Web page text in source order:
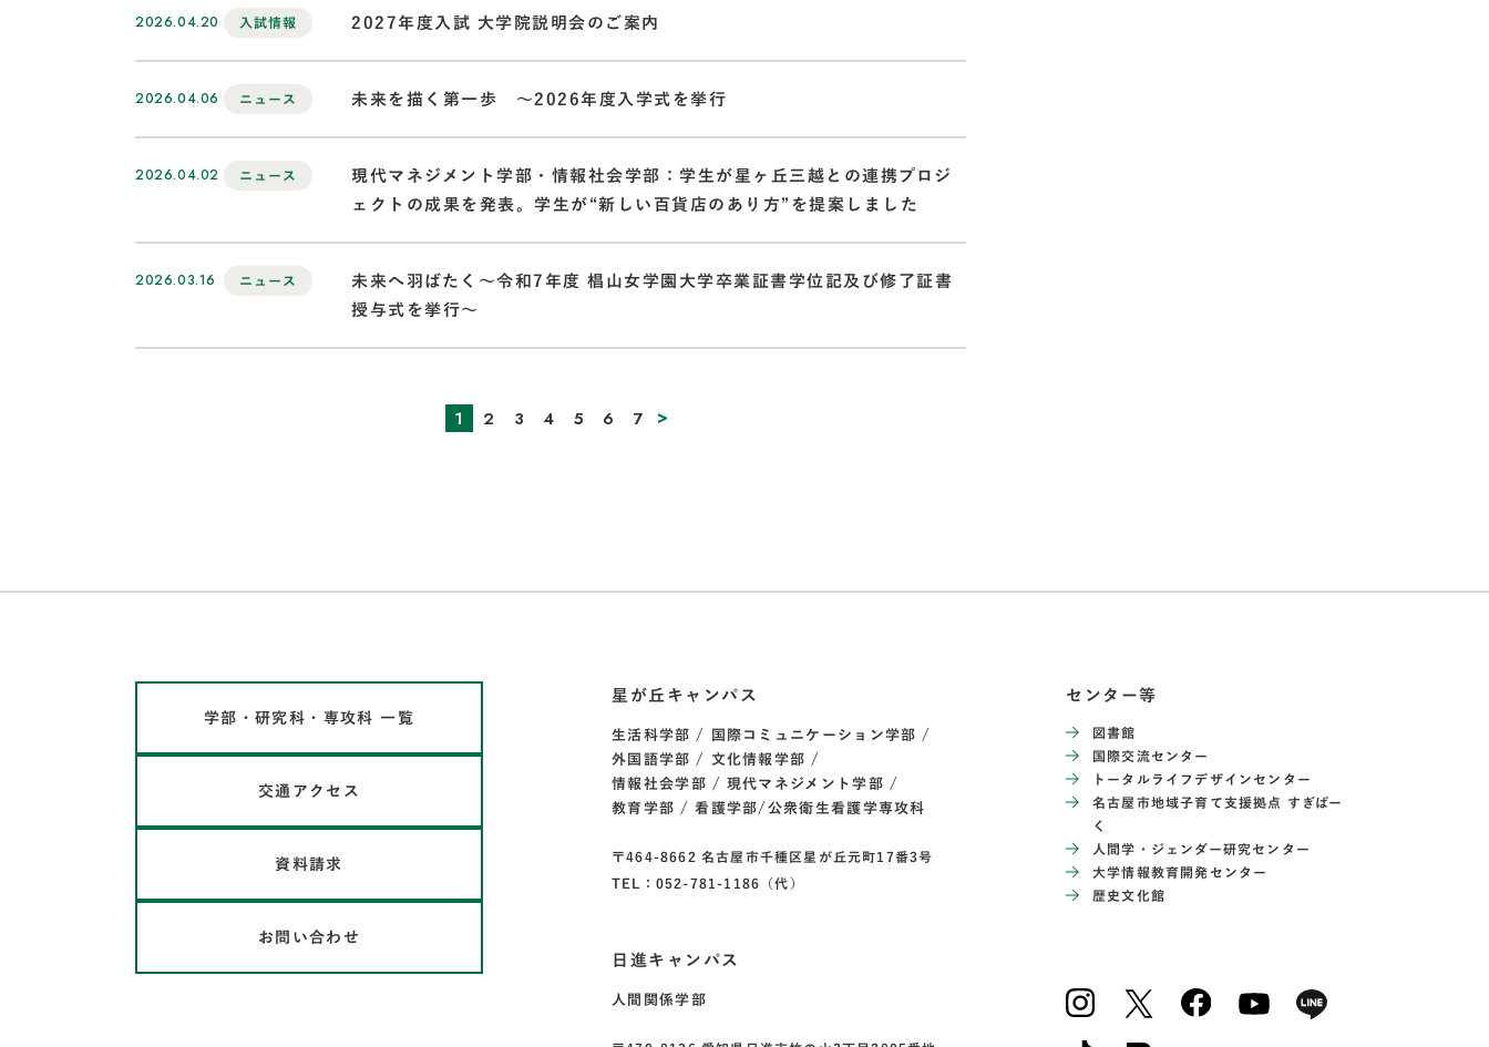
2026.04.20 入試情報 2027年度入試 大学院説明会のご案内
2026.04.06 ニュース 未来を描く第一歩 ～2026年度入学式を挙行
2026.04.02 ニュース
現代マネジメント学部・情報社会学部：学生が星ヶ丘三越との連携プロジ
ェクトの成果を発表。学生が“新しい百貨店のあり方”を提案しました
2026.03.16 ニュース
未来へ羽ばたく～令和7年度 椙山女学園大学卒業証書学位記及び修了証書
授与式を挙行～
1 2 3 4 5 6 7 >
学部・研究科・専攻科 一覧
交通アクセス
資料請求
お問い合わせ
星が丘キャンパス
生活科学部
国際コミュニケーション学部
外国語学部
文化情報学部
情報社会学部
現代マネジメント学部
教育学部
看護学部/公衆衛生看護学専攻科
〒464-8662 名古屋市千種区星が丘元町17番3号
TEL：052-781-1186（代）
日進キャンパス
人間関係学部
センター等
図書館
国際交流センター
トータルライフデザインセンター
名古屋市地域子育て支援拠点 すぎぱー
く
人間学・ジェンダー研究センター
大学情報教育開発センター
歴史文化館